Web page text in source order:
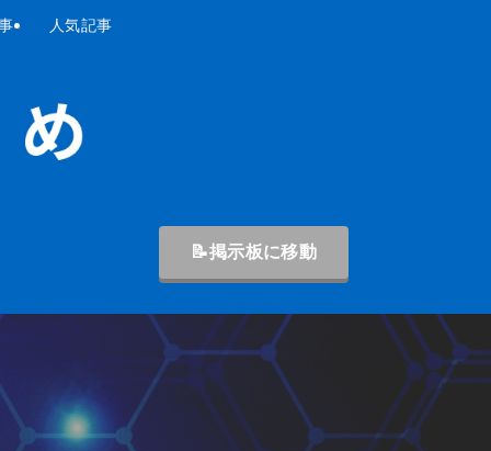
人気記事
📝掲示板に移動